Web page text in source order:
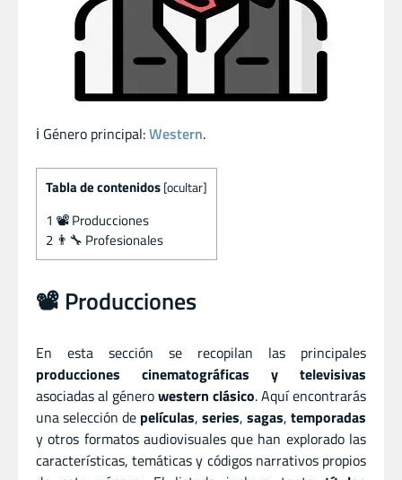
ℹ️ Género principal:Western.
Tabla de contenidos [ocultar]
1 📽️ Producciones
2 👨‍🔧 Profesionales
📽️ Producciones
En esta sección se recopilan las principales
producciones cinematográficas y televisivas
asociadas al génerowestern clásico. Aquí encontrarás
una selección de películas, series, sagas, temporadas
y otros formatos audiovisuales que han explorado las
características, temáticas y códigos narrativos propios